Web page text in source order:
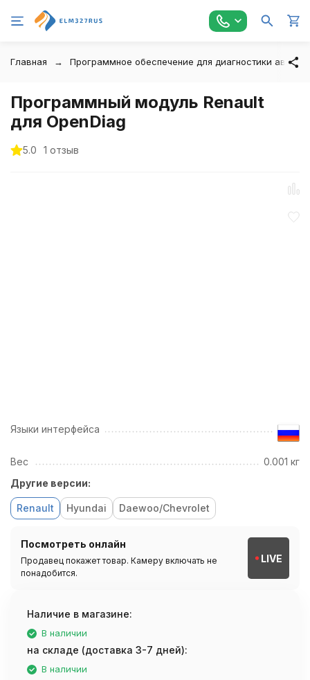
Главная Программное обеспечение для диагностики
Программный модуль Renault
для OpenDiag
5.0 1 отзыв
Языки интерфейса
Вес
0.001 кг
Другие версии:
Renault Hyundai Daewoo/Chevrolet
Посмотреть онлайн
Продавец покажет товар. Камеру включать не
понадобится.
LIVE
Наличие в магазине:
В наличии
на складе (доставка 3-7 дней):
В наличии